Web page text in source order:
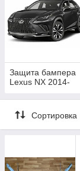
Защита бампера
Lexus NX 2014-
Сортировка